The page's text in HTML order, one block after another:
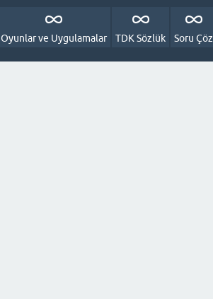
Oyunlar ve Uygulamalar TDK Sözlük Soru Çöz